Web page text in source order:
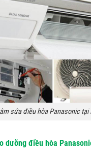
sửa điều hòa Panasonic tại
dưỡng điều hòa